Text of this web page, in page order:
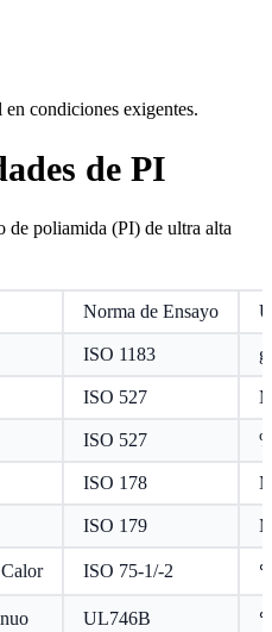
condiciones exigentes.
de PI
de poliamida (PI) de ultra alta
Norma de Ensayo
ISO 1183
ISO 527
ISO 527
ISO 178
ISO 179
ISO 75-1/-2
UL746B